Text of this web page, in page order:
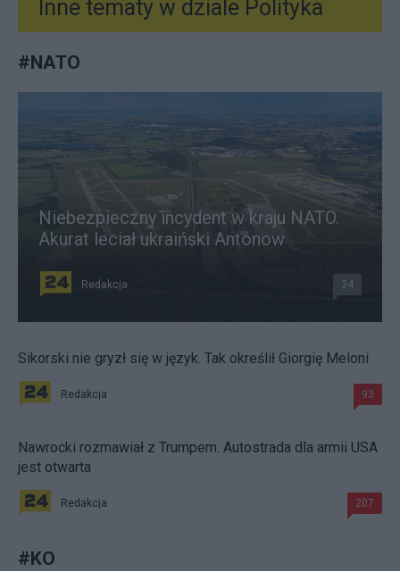
Inne tematy w dziale Polityka
#NATO
Niebezpieczny incydent w kraju NATO.
Akurat leciał ukraiński Antonow
Redakcja 34
Sikorski nie gryzł się w język. Tak określił Giorgię Meloni
Redakcja 93
Nawrocki rozmawiał z Trumpem. Autostrada dla armii USA
jest otwarta
Redakcja 207
#KO